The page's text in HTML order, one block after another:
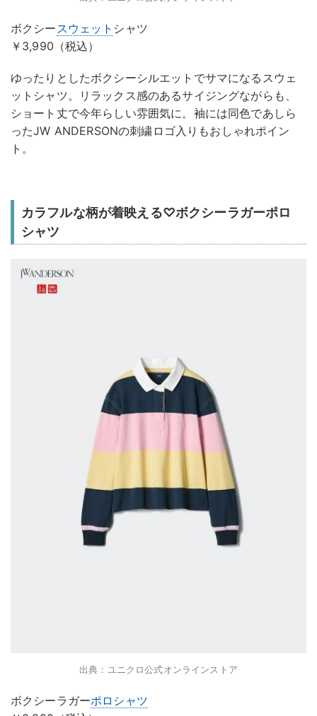
ボクシースウェット シャツ
￥3,990（税込）
ゆったりとしたボクシーシルエットでサマになるスウェ
ットシャツ。リラックス感のあるサイジングながらも、
ショート丈で今年らしい雰囲気に。袖には同色であしら
ったJW ANDERSONの刺繍ロゴ入りもおしゃれポイン
ト。
カラフルな柄が着映える♡ボクシーラガーポロ
シャツ
出典：ユニクロ公式オンラインストア
ボクシーラガーポロシャツ